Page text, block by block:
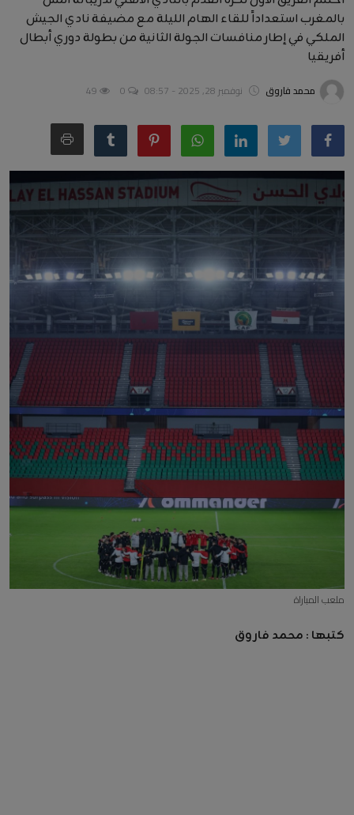
أخبار عربية وعالمية
علوم وتكنولوجيا
طب وعلاج
سياسة ونواب
محافظات
مقالات
بالمغرب استعداداً للقاء الهام الليلة مع مضيفة نادي الجيش
الملكي في إطار منافسات الجولة الثانية من بطولة دوري أبطال
أفريقيا
محمد فاروق نوفمبر 28, 2025 - 08:57
ملعب المباراة
كتبها : محمد فاروق